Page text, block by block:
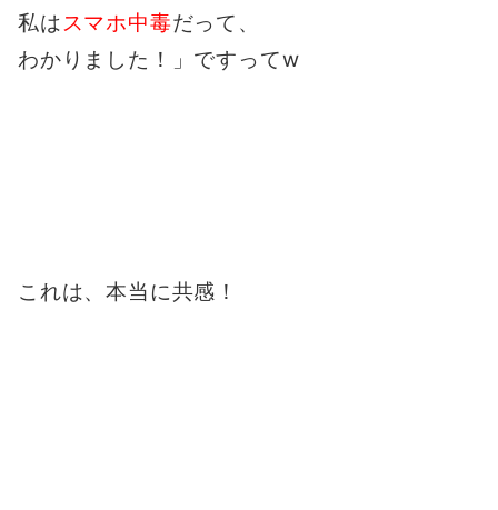
私はスマホ中毒だって、
わかりました！」ですってw
これは、本当に共感！